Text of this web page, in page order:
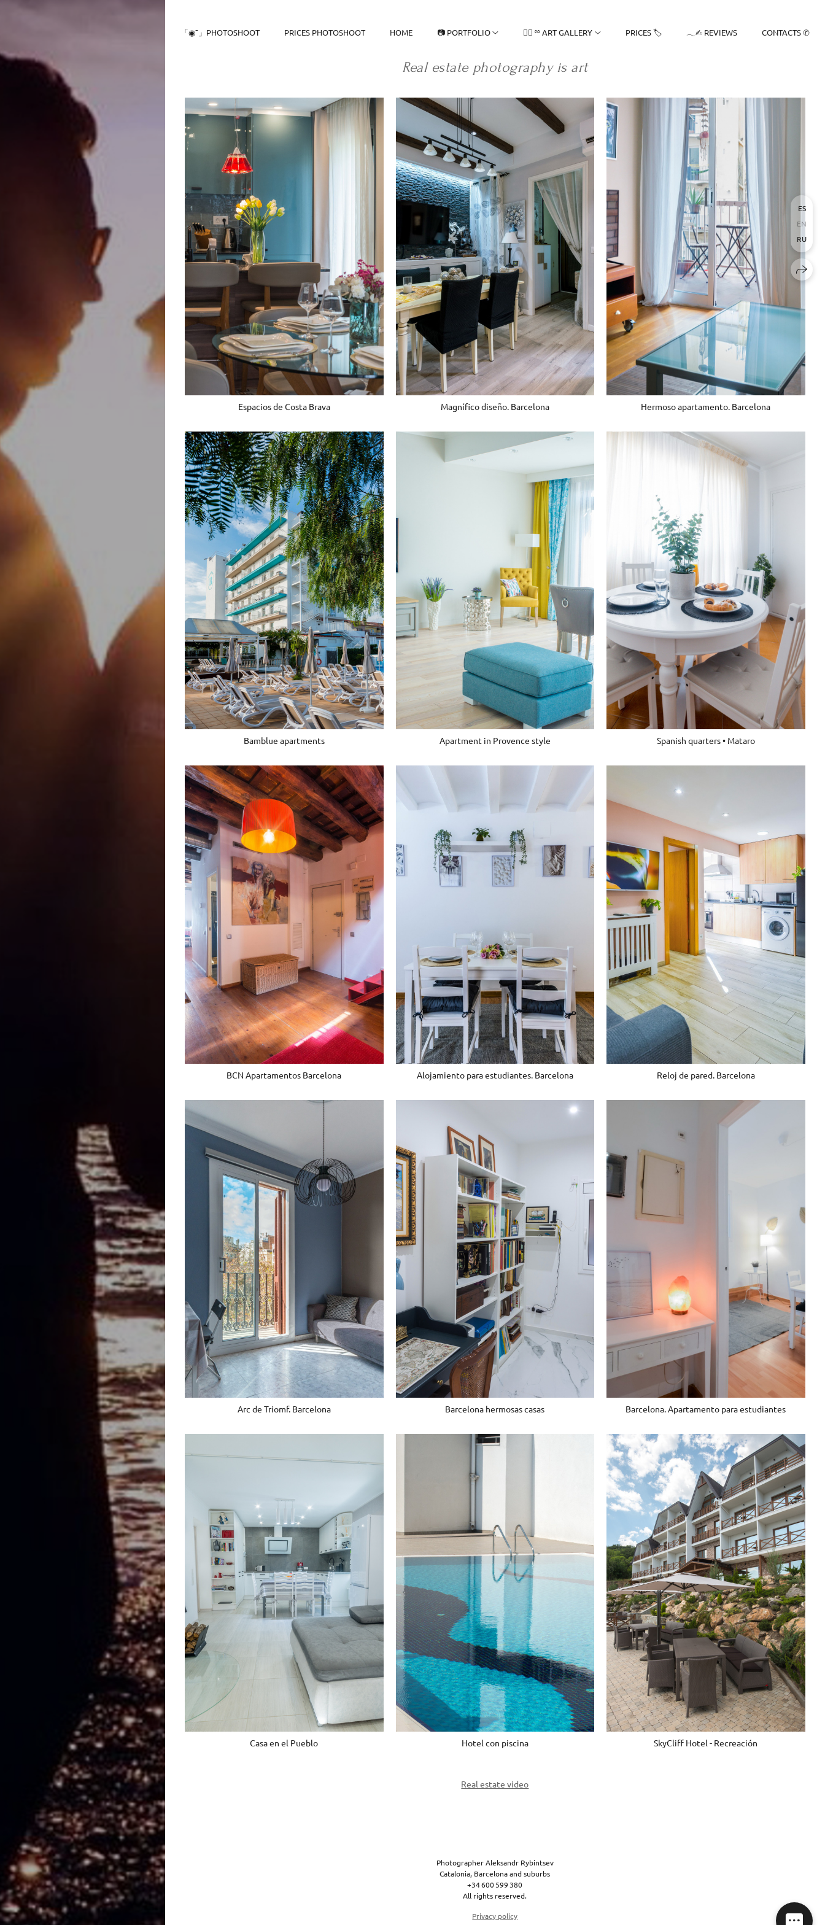
「◉¯」PHOTOSHOOT PRICES PHOTOSHOOT HOME 📷 PORTFOLIO ♡⃟ ྉ ART GALLERY PRICES 🏷 𓂃✍︎ REVIEWS CONTACTS ✆
Real estate photography is art
Espacios de Costa Brava Magnífico diseño. Barcelona Hermoso apartamento. Barcelona
Bamblue apartments Apartment in Provence style Spanish quarters • Mataro
BCN Apartamentos Barcelona Alojamiento para estudiantes. Barcelona Reloj de pared. Barcelona
Arc de Triomf. Barcelona Barcelona hermosas casas Barcelona. Apartamento para estudiantes
Casa en el Pueblo Hotel con piscina SkyCliff Hotel - Recreación
Real estate video
Photographer Aleksandr Rybintsev
Catalonia, Barcelona and suburbs
+34 600 599 380
All rights reserved.
Privacy policy
ES
EN
RU